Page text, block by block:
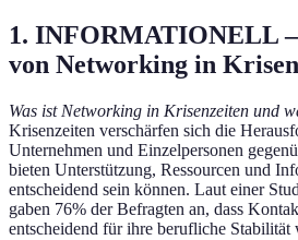
1. INFORMATIONELL
von Networking in
Was ist Networking in Krisenzeiten und
Krisenzeiten verschärfen sich die
Unternehmen und Einzelpersonen
bieten Unterstützung, Ressourcen und
entscheidend sein können. Laut einer
gaben 76% der Befragten an, dass
entscheidend für ihre berufliche Stabilität